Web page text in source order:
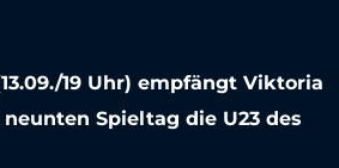
19 Uhr) empfängt Viktoria
Spieltag die U23 des